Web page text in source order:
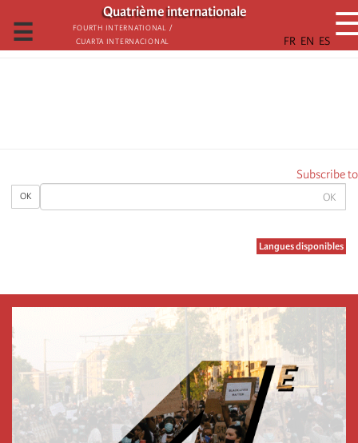
تجاوز
إلى
المحتوى
Quatrième internationale
Fourth International /
Cuarta Internacional
☰
OK
OK
Langues disponibles
Subscribe to